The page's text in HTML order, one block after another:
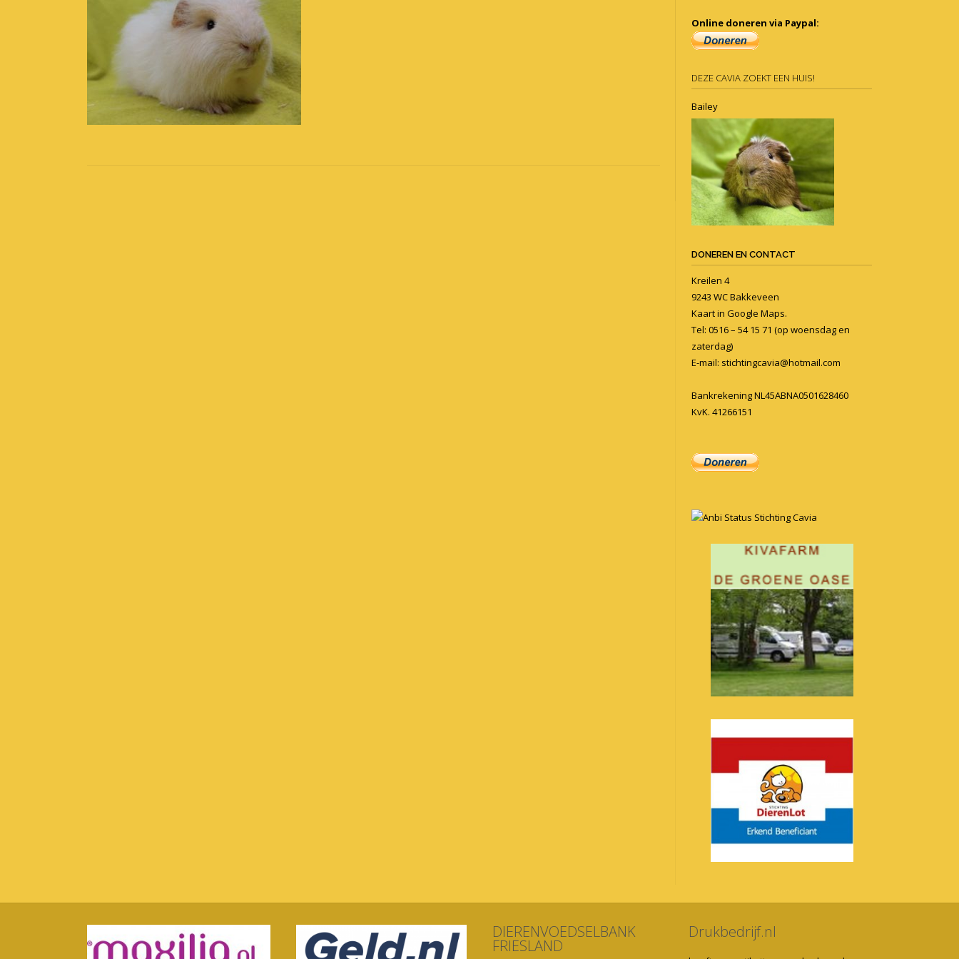
Online doneren via Paypal:
DEZE CAVIA ZOEKT EEN HUIS!
Bailey
DONEREN EN CONTACT
Kreilen 4
9243 WC Bakkeveen
Kaart in Google Maps.
Tel: 0516 – 54 15 71 (op woensdag en
zaterdag)
E-mail: stichtingcavia@hotmail.com
Bankrekening NL45ABNA0501628460
KvK. 41266151
Anbi Status Stichting Cavia
DIERENVOEDSELBANK
FRIESLAND
Drukbedrijf.nl